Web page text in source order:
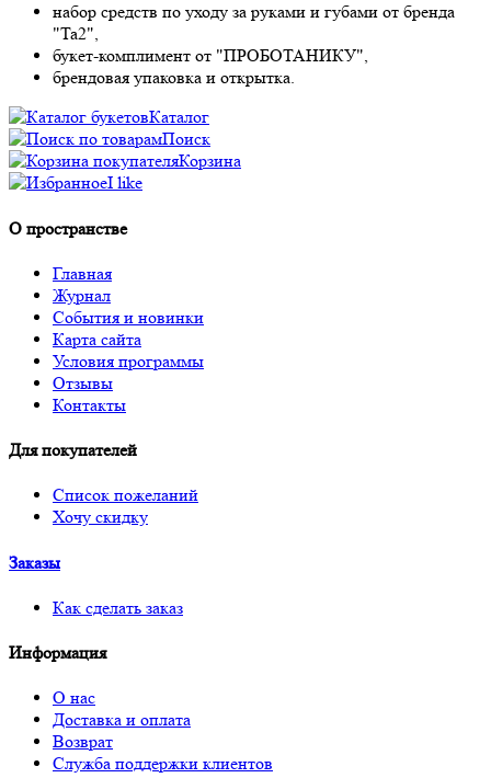
набор средств по уходу за руками и губами от бренда
"Ta2",
букет-комплимент от "ПРОБОТАНИКУ",
брендовая упаковка и открытка.
Каталог
Поиск
Корзина
I like
О пространстве
Главная
Журнал
События и новинки
Карта сайта
Условия программы
Отзывы
Контакты
Для покупателей
Список пожеланий
Хочу скидку
Заказы
Как сделать заказ
Информация
О нас
Доставка и оплата
Возврат
Служба поддержки клиентов